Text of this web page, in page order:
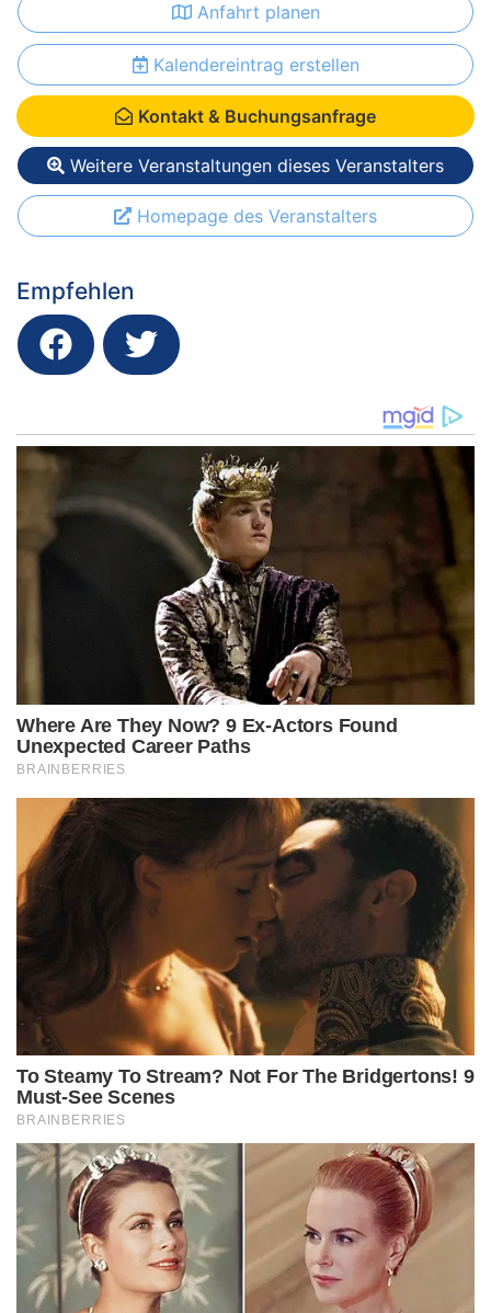
Anfahrt planen
Kalendereintrag erstellen
Kontakt & Buchungsanfrage
Weitere Veranstaltungen dieses Veranstalters
Homepage des Veranstalters
Empfehlen